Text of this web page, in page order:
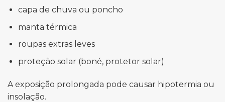
capa de chuva ou poncho
manta térmica
roupas extras leves
proteção solar (boné, protetor solar)
A exposição prolongada pode causar hipotermia ou
insolação.